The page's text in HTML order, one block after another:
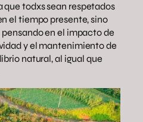
que todxs sean respetados
el tiempo presente, sino
en el impacto de
y el mantenimiento de
natural, al igual que